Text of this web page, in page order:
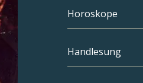
Sternzeichen
Steinbock
Horoskope
Handlesung